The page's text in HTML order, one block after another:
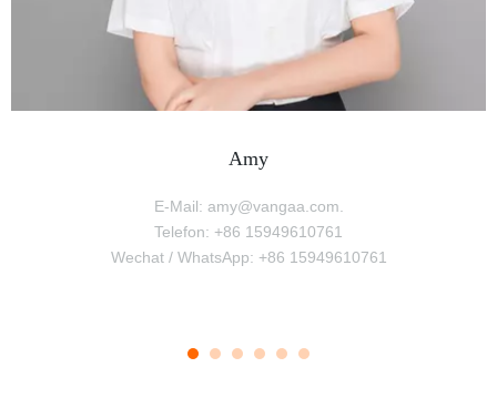
Amy
E-Mail: amy@vangaa.com.
Telefon: +86 15949610761
Wechat / WhatsApp: +86 15949610761